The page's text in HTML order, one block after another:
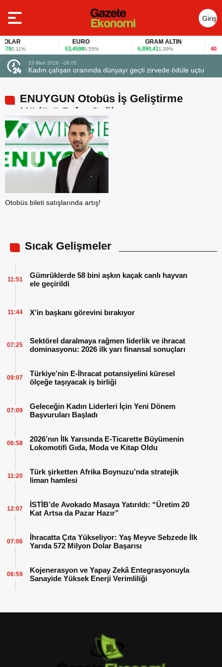
Giriş
Yap
0,11%
EURO
53,45980,55%
GRAM ALTIN
6.890,411,09% 40,65-
23 Mart 2026 - 09:05
Kadın çalışan oranında dünyayı geçti zirvede ödüle uçtu
ENUYGUN Otobüs İş Geliştirme
Müdürü Zafer Sağlam
Otobüs bileti satışlarında artış!
Sıcak Gelişmeler
Gümrüklerde 58 bini aşkın kaçak canlı hayvan
ele geçirildi
11:51
X’in başkanı görevini bırakıyor
11:44
Sektörel daralmaya rağmen liderlik ve ihracat
dominasyonu: 2026 ilk yarı finansal sonuçları
07:25
Türkiye’nin E-İhracat potansiyelini küresel
ölçeğe taşıyacak iş birliği
09:07
Geleceğin Kadın Liderleri İçin Yeni Dönem
Başvuruları Başladı
07:09
2026’nın İlk Yarısında E-Ticarette Büyümenin
Lokomotifi Gıda, Moda ve Kitap Oldu
06:58
Türk şirketten Afrika Boynuzu’nda stratejik
liman hamlesi
11:20
İSTİB’de Avokado Masaya Yatırıldı: “Üretim 20
Kat Artsa da Pazar Hazır”
12:07
İhracatta Çıta Yükseliyor: Yaş Meyve Sebzede İlk
Yarıda 572 Milyon Dolar Başarısı
07:06
Kojenerasyon ve Yapay Zekâ Entegrasyonuyla
Sanayide Yüksek Enerji Verimliliği
06:59